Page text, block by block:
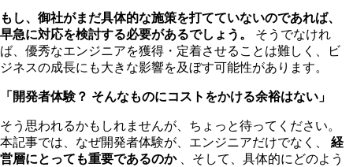
もし、御社がまだ具体的な施策を打てていないのであれば、
早急に対応を検討する必要があるでしょう。
そうでなけれ
ば、優秀なエンジニアを獲得・定着させることは難しく、ビ
ジネスの成長にも大きな影響を及ぼす可能性があります。
「開発者体験？ そんなものにコストをかける余裕はない」
そう思われるかもしれませんが、ちょっと待ってください。
本記事では、なぜ開発者体験が、エンジニアだけでなく、 経
営層にとっても重要であるのか、そして、具体的にどのよう